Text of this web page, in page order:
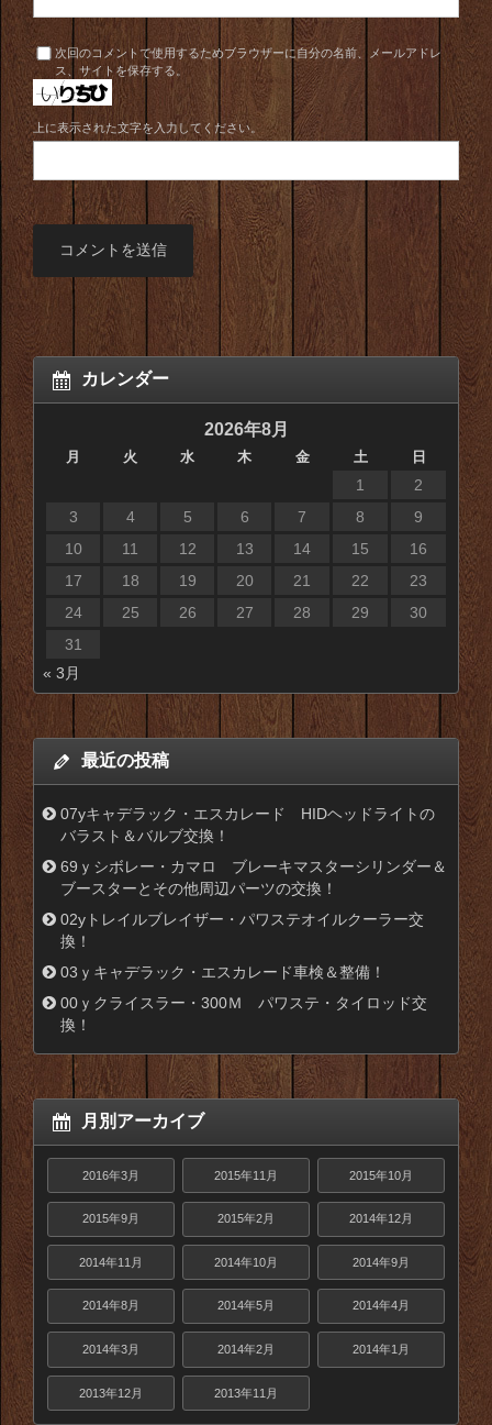
次回のコメントで使用するためブラウザーに自分の名前、メールアドレ
ス、サイトを保存する。
上に表示された文字を入力してください。
カレンダー
2026年8月
月 火 水 木 金 土 日
1
2
3
4 5 6 7 8
9
10
11 12 13 14 15
16
17
18 19 20 21 22
23
24
25 26 27 28 29
30
31
« 3月
最近の投稿
07yキャデラック・エスカレード HIDヘッドライトの
バラスト＆バルブ交換！
69ｙシボレー・カマロ ブレーキマスターシリンダー＆
ブースターとその他周辺パーツの交換！
02yトレイルブレイザー・パワステオイルクーラー交
換！
03ｙキャデラック・エスカレード車検＆整備！
00ｙクライスラー・300Ｍ パワステ・タイロッド交
換！
月別アーカイブ
2016年3月 2015年11月 2015年10月
2015年9月 2015年2月 2014年12月
2014年11月 2014年10月 2014年9月
2014年8月 2014年5月 2014年4月
2014年3月 2014年2月 2014年1月
2013年12月 2013年11月